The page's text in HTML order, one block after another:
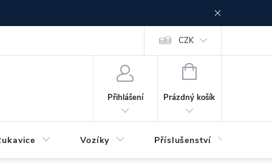
CZK
Přihlášení
NÁKUPNÍ
Prázdný košík
Vozíky Příslušenství